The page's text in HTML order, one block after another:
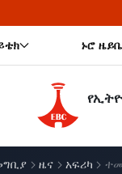
ታጣቂዎች የሰላምን
ኑሮ ዜይቤ
ዜና አፍሪካ